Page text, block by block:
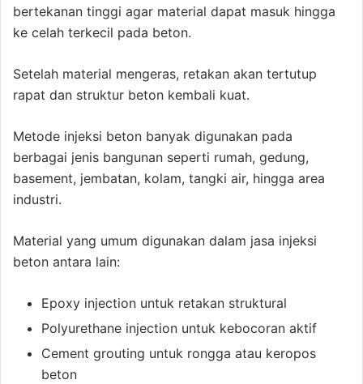
bertekanan tinggi agar material dapat masuk hingga
ke celah terkecil pada beton.
Setelah material mengeras, retakan akan tertutup
rapat dan struktur beton kembali kuat.
Metode injeksi beton banyak digunakan pada
berbagai jenis bangunan seperti rumah, gedung,
basement, jembatan, kolam, tangki air, hingga area
industri.
Material yang umum digunakan dalam jasa injeksi
beton antara lain:
Epoxy injection untuk retakan struktural
Polyurethane injection untuk kebocoran aktif
Cement grouting untuk rongga atau keropos
beton